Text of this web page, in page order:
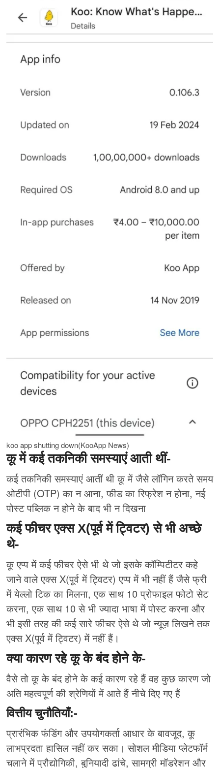
koo app shutting down(KooApp News)
कू में कई तकनिकी समस्याएं आती थीं-
कई तकनिकी समस्याएं आतीं थी कू में जैसे लॉगिन करते समय
ओटीपी (OTP) का न आना, फीड का रिफ्रेश न होना, नई
पोस्ट पब्लिक न होने के बाद भी न दिखना
कई फीचर एक्स X(पूर्व में ट्विटर) से भी अच्छे
थे-
कू एप्प में कई फीचर ऐसे भी थे जो इसके कॉम्पिटीटर कहे
जाने वाले एक्स X(पूर्व में ट्विटर) एप्प में भी नहीं हैं जैसे फ्री
में येल्लो टिक का मिलना, एक साथ 10 प्रोफाइल फोटो सेट
करना, एक साथ 10 से भी ज्यादा भाषा में पोस्ट करना और
भी इसी तरह की कई सारे फीचर ऐसे थे जो न्यूज़ लिखने तक
एक्स X(पूर्व में ट्विटर) में नहीं हैं।
क्या कारण रहे कू के बंद होने के-
वैसे तो कू के बंद होने के कई कारण रहे हैं वह कुछ कारण जो
अति महत्वपूर्ण की श्रेणियों में आते हैं नीचे दिए गए हैं
वित्तीय चुनौतियाँ:-
प्रारंभिक फंडिंग और उपयोगकर्ता आधार के बावजूद, कू
लाभप्रदता हासिल नहीं कर सका। सोशल मीडिया प्लेटफॉर्म
चलाने में प्रौद्योगिकी, बुनियादी ढांचे, सामग्री मॉडरेशन और